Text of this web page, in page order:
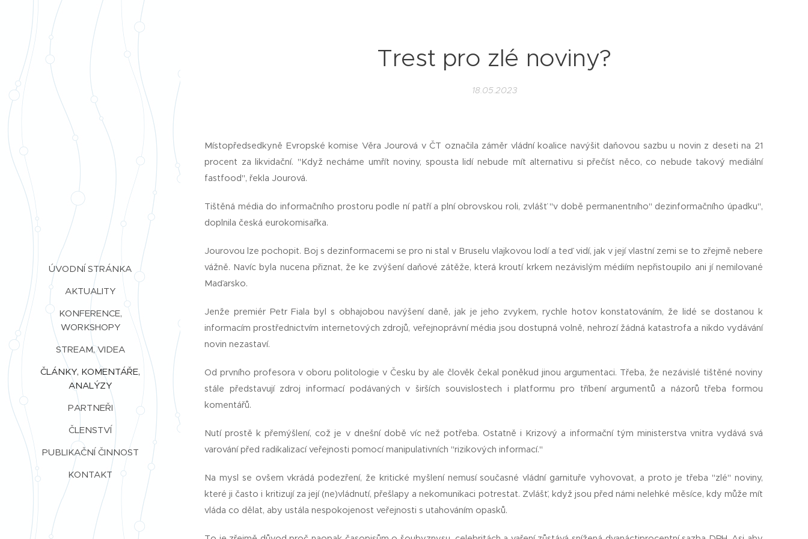
ÚVODNÍ STRÁNKA
AKTUALITY
KONFERENCE,
WORKSHOPY
STREAM, VIDEA
ČLÁNKY, KOMENTÁŘE,
ANALÝZY
PARTNEŘI
ČLENSTVÍ
PUBLIKAČNÍ ČINNOST
KONTAKT
Trest pro zlé noviny?
18.05.2023
Místopředsedkyně Evropské komise Věra Jourová v ČT označila záměr vládní koalice navýšit daňovou sazbu u novin z deseti na 21
procent za likvidační. "Když necháme umřít noviny, spousta lidí nebude mít alternativu si přečíst něco, co nebude takový mediální
fastfood", řekla Jourová.
Tištěná média do informačního prostoru podle ní patří a plní obrovskou roli, zvlášť "v době permanentního" dezinformačního úpadku",
doplnila česká eurokomisařka.
Jourovou lze pochopit. Boj s dezinformacemi se pro ni stal v Bruselu vlajkovou lodí a teď vidí, jak v její vlastní zemi se to zřejmě nebere
vážně. Navíc byla nucena přiznat, že ke zvýšení daňové zátěže, která kroutí krkem nezávislým médiím nepřistoupilo ani jí nemilované
Maďarsko.
Jenže premiér Petr Fiala byl s obhajobou navýšení daně, jak je jeho zvykem, rychle hotov konstatováním, že lidé se dostanou k
informacím prostřednictvím internetových zdrojů, veřejnoprávní média jsou dostupná volně, nehrozí žádná katastrofa a nikdo vydávání
novin nezastaví.
Od prvního profesora v oboru politologie v Česku by ale člověk čekal poněkud jinou argumentaci. Třeba, že nezávislé tištěné noviny
stále představují zdroj informací podávaných v širších souvislostech i platformu pro tříbení argumentů a názorů třeba formou
komentářů.
Nutí prostě k přemýšlení, což je v dnešní době víc než potřeba. Ostatně i Krizový a informační tým ministerstva vnitra vydává svá
varování před radikalizací veřejnosti pomocí manipulativních "rizikových informací."
Na mysl se ovšem vkrádá podezření, že kritické myšlení nemusí současné vládní garnituře vyhovovat, a proto je třeba "zlé" noviny,
které ji často i kritizují za její (ne)vládnutí, přešlapy a nekomunikaci potrestat. Zvlášť, když jsou před námi nelehké měsíce, kdy může mít
vláda co dělat, aby ustála nespokojenost veřejnosti s utahováním opasků.